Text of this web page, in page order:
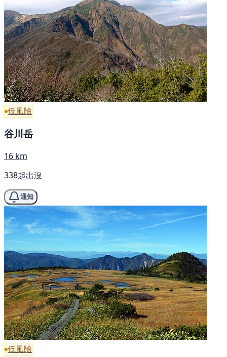
低風險
谷川岳
16 km
338起出沒
通知
低風險